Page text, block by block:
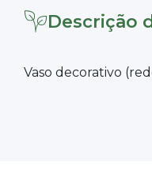
Descrição
Vaso decorativo